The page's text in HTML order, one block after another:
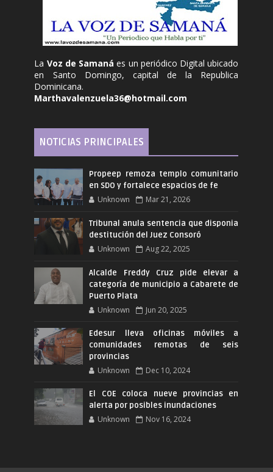
La Voz de Samanáes un periódico Digital ubicado
en Santo Domingo, capital de la Republica
Dominicana.
Marthavalenzuela36@hotmail.com
NOTICIAS PRINCIPALES
Propeep remoza templo comunitario
en SDO y fortalece espacios de fe
Unknown Mar 21, 2026
Tribunal anula sentencia que disponia
destitución del Juez Consoró
Unknown Aug 22, 2025
Alcalde Freddy Cruz pide elevar a
categoría de municipio a Cabarete de
Puerto Plata
Unknown Jun 20, 2025
Edesur lleva oficinas móviles a
comunidades remotas de seis
provincias
Unknown Dec 10, 2024
El COE coloca nueve provincias en
alerta por posibles inundaciones
Unknown Nov 16, 2024